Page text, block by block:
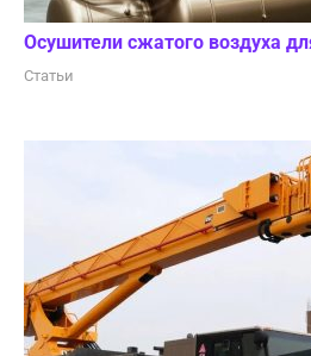
Осушители сжатого воздуха
Статьи